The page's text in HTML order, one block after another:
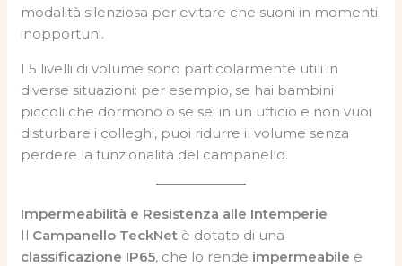
modalità silenziosa per evitare che suoni in momenti
inopportuni.
I 5 livelli di volume sono particolarmente utili in
diverse situazioni: per esempio, se hai bambini
piccoli che dormono o se sei in un ufficio e non vuoi
disturbare i colleghi, puoi ridurre il volume senza
perdere la funzionalità del campanello.
Impermeabilità e Resistenza alle Intemperie
Il Campanello TeckNet è dotato di una
classificazione IP65, che lo rende impermeabile e